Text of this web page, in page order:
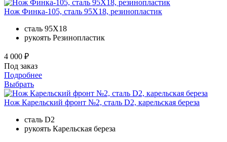
Нож Финка-105, сталь 95Х18, резинопластик
сталь 95Х18
рукоять Резинопластик
4 000 ₽
Под заказ
Подробнее
Выбрать
Нож Карельский фронт №2, сталь D2, карельская береза
сталь D2
рукоять Карельская береза